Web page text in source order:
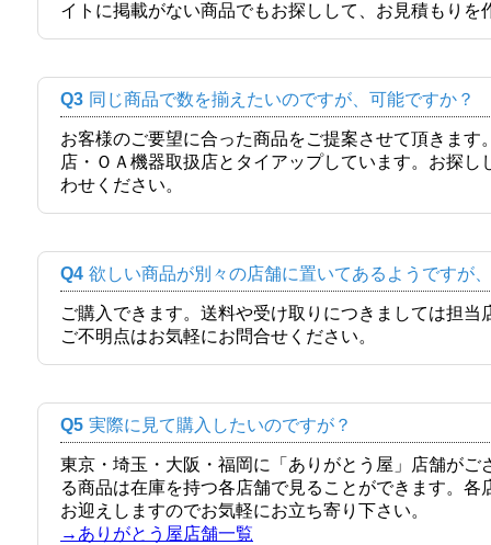
イトに掲載がない商品でもお探しして、お見積もりを
Q3 同じ商品で数を揃えたいのですが、可能ですか？
お客様のご要望に合った商品をご提案させて頂きま
店・ＯＡ機器取扱店とタイアップしています。お探
わせください。
Q4 欲しい商品が別々の店舗に置いてあるようですが
ご購入できます。送料や受け取りにつきましては担
ご不明点はお気軽にお問合せください。
Q5 実際に見て購入したいのですが？
東京・埼玉・大阪・福岡に「ありがとう屋」店舗が
る商品は在庫を持つ各店舗で見ることができます。
お迎えしますのでお気軽にお立ち寄り下さい。
→ありがとう屋店舗一覧